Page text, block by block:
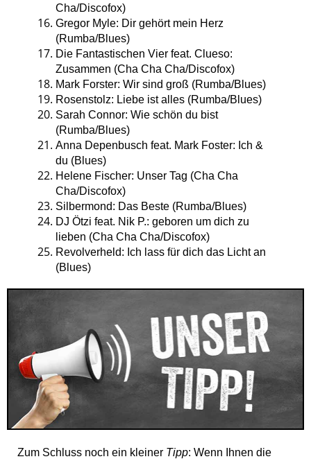
Cha/Discofox)
Gregor Myle: Dir gehört mein Herz
(Rumba/Blues)
Die Fantastischen Vier feat. Clueso:
Zusammen (Cha Cha Cha/Discofox)
Mark Forster: Wir sind groß (Rumba/Blues)
Rosenstolz: Liebe ist alles (Rumba/Blues)
Sarah Connor: Wie schön du bist
(Rumba/Blues)
Anna Depenbusch feat. Mark Foster: Ich &
du (Blues)
Helene Fischer: Unser Tag (Cha Cha
Cha/Discofox)
Silbermond: Das Beste (Rumba/Blues)
DJ Ötzi feat. Nik P.: geboren um dich zu
lieben (Cha Cha Cha/Discofox)
Revolverheld: Ich lass für dich das Licht an
(Blues)
Zum Schluss noch ein kleiner Tipp: Wenn Ihnen die